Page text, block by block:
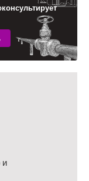
и